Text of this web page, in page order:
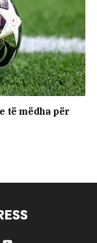
të mëdha për